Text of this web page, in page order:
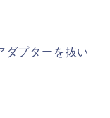
ダプターを抜い